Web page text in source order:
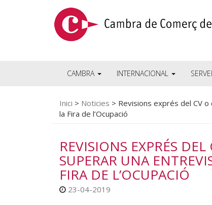
CAMBRA INTERNACIONAL
Inici > Noticies > Revisions exprés del CV
la Fira de l’Ocupació
REVISIONS EXPRÉS
SUPERAR UNA
FIRA DE L’OCUPACIÓ
23-04-2019